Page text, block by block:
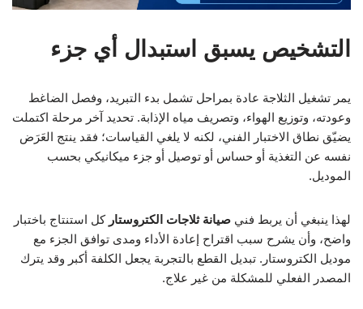
التشخيص يسبق استبدال أي جزء
يمر تشغيل الثلاجة عادة بمراحل تشمل بدء التبريد، وفصل الضاغط
وعودته، وتوزيع الهواء، وتصريف مياه الإذابة. تحديد آخر مرحلة اكتملت
يضيّق نطاق الاختبار الفني، لكنه لا يلغي القياسات؛ فقد ينتج العَرَض
نفسه عن التغذية أو حساس أو توصيل أو جزء ميكانيكي بحسب
الموديل.
لهذا ينبغي أن يربط فني صيانة ثلاجات الكتروستار كل استنتاج باختبار
واضح، وأن يشرح سبب اقتراح إعادة الأداء ومدى توافق الجزء مع
موديل الكتروستار. تبديل القطع بالتجربة يجعل الكلفة أكبر وقد يترك
المصدر الفعلي للمشكلة من غير علاج.